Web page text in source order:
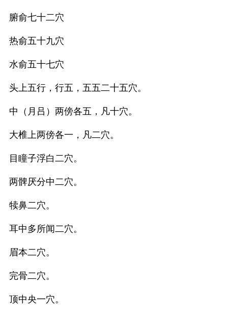
腑俞七十二穴
热俞五十九穴
水俞五十七穴
头上五行，行五，五五二十五穴。
中（月吕）两傍各五，凡十穴。
大椎上两傍各一，凡二穴。
目瞳子浮白二穴。
两髀厌分中二穴。
犊鼻二穴。
耳中多所闻二穴。
眉本二穴。
完骨二穴。
顶中央一穴。